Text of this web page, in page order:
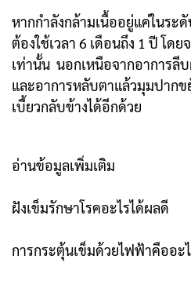
หากกำลังกล้ามเนื้ออยู่แค่ในระ
ต้องใช้เวลา 6 เดือนถึง 1 ปี โด
เท่านั้น นอกเหนือจากอาการลี
และอาการหลับตาแล้วมุมปากข
เบี้ยวกลับข้างได้อีกด้วย
อ่านข้อมูลเพิ่มเติม
ฝังเข็มรักษาโรคอะไรได้ผลดี
การกระตุ้นเข็มด้วยไฟฟ้าคืออะ